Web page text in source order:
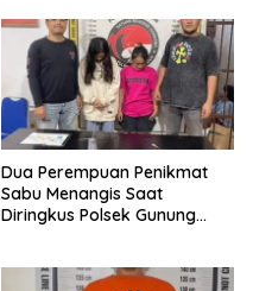
Dua Perempuan Penikmat
Sabu Menangis Saat
Diringkus Polsek Gunung